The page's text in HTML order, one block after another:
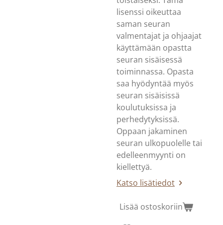
lisenssi oikeuttaa
saman seuran
valmentajat ja ohjaajat
käyttämään opastta
seuran sisäisessä
toiminnassa. Opasta
saa hyödyntää myös
seuran sisäisissä
koulutuksissa ja
perhedytyksissä.
Oppaan jakaminen
seuran ulkopuolelle tai
edelleenmyynti on
kiellettyä.
Katso lisätiedot
Lisää ostoskoriin